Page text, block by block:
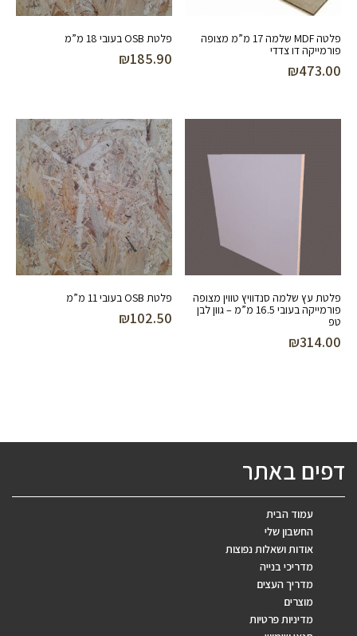
פלטה MDF שלמה 17 מ”מ מצופה
פורמייקה דו צדדי
₪473.00
פלטת OSB בעובי 18 מ”מ
₪185.90
פלטת עץ שלמה סנדוויץ טווין מצופה
פורמייקה בעובי 16.5 מ”מ – גוון לבן
טפ
₪314.00
פלטת OSB בעובי 11 מ”מ
₪102.50
דפים באתר
עמוד הבית
החשבון שלי
אודות ושאלות נפוצות
מדריכי בנייה
מדריך העצים
מוצרים
מדיניות פרטיות